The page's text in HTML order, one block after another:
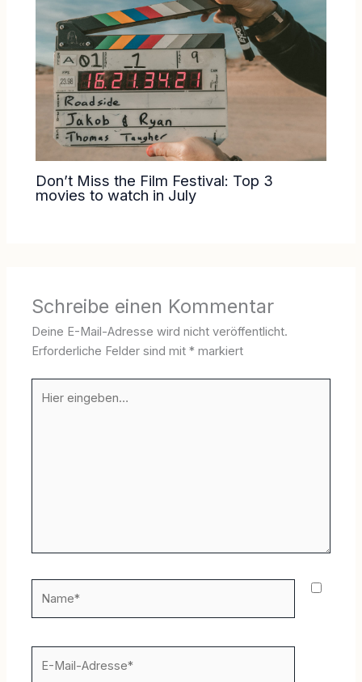
Don’t Miss the Film Festival: Top 3
movies to watch in July
Schreibe einen Kommentar
Deine E-Mail-Adresse wird nicht veröffentlicht.
Erforderliche Felder sind mit* markiert
eingeben…
Mail-